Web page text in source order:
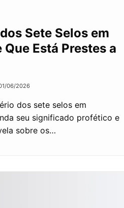
Sete Selos em
Está Prestes a
06/2026
dos sete selos em
seu significado profético e
sobre os…